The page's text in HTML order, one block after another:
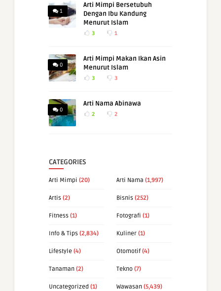
1
Arti Mimpi Bersetubuh
Dengan Ibu Kandung
Menurut Islam
3 1
0
Arti Mimpi Makan Ikan Asin
Menurut Islam
3 3
0
Arti Nama Abinawa
2 2
CATEGORIES
Arti Mimpi (20) Arti Nama (1,997)
Artis (2) Bisnis (252)
Fitness (1) Fotografi (1)
Info & Tips (2,834) Kuliner (1)
Lifestyle (4) Otomotif (4)
Tanaman (2) Tekno (7)
Uncategorized (1) Wawasan (5,439)